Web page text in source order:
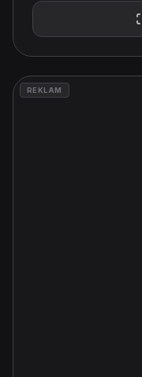
REKLAM